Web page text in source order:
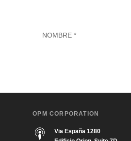
OPM CORPORATION
Via España 1280